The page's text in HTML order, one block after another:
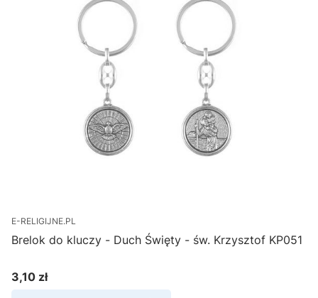
E-RELIGIJNE.PL
Brelok do kluczy - Duch Święty - św. Krzysztof KP051
Cena
3,10 zł